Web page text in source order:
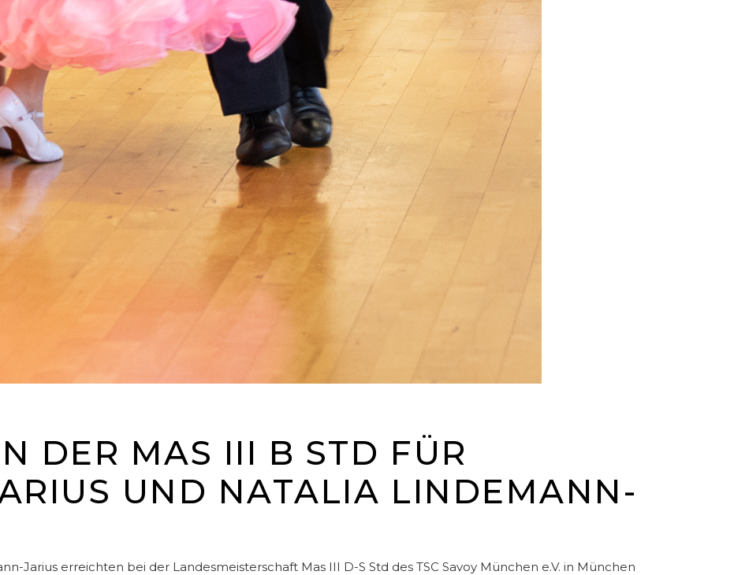
DER MAS III B STD FÜR
UND NATALIA LINDEMANN-
Jarius erreichten bei der Landesmeisterschaft Mas III D-S Std des TSC Savoy München e.V. in München